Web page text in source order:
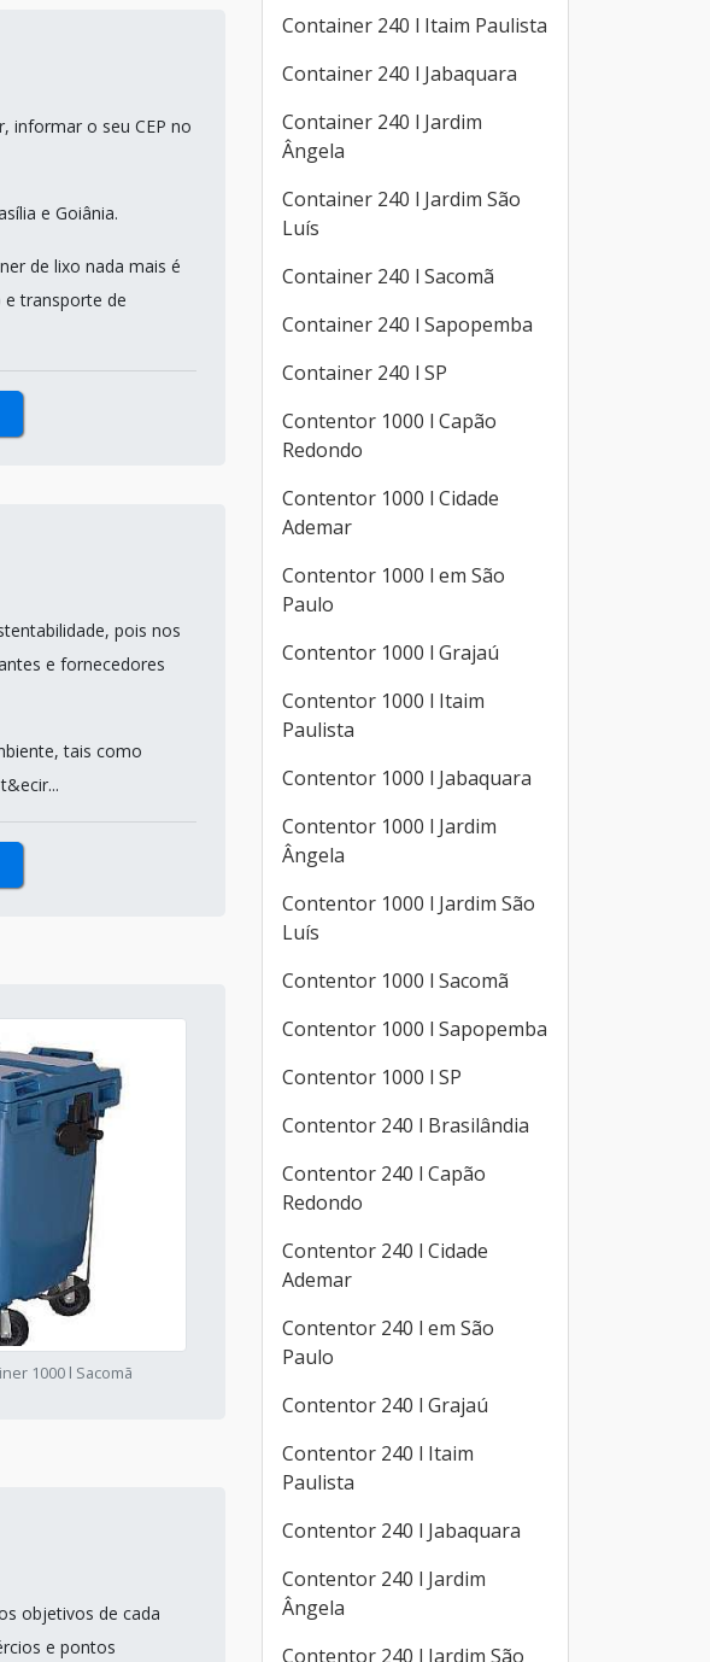
informar o seu CEP no
e Goiânia.
de lixo nada mais é
transporte de
pois nos
e fornecedores
tais como
1000 l Sacomã
objetivos de cada
e pontos
Container 240 l Itaim Paulista
Container 240 l Jabaquara
Container 240 l Jardim
Ângela
Container 240 l Jardim São
Luís
Container 240 l Sacomã
Container 240 l Sapopemba
Container 240 l SP
Contentor 1000 l Capão
Redondo
Contentor 1000 l Cidade
Ademar
Contentor 1000 l em São
Paulo
Contentor 1000 l Grajaú
Contentor 1000 l Itaim
Paulista
Contentor 1000 l Jabaquara
Contentor 1000 l Jardim
Ângela
Contentor 1000 l Jardim São
Luís
Contentor 1000 l Sacomã
Contentor 1000 l Sapopemba
Contentor 1000 l SP
Contentor 240 l Brasilândia
Contentor 240 l Capão
Redondo
Contentor 240 l Cidade
Ademar
Contentor 240 l em São
Paulo
Contentor 240 l Grajaú
Contentor 240 l Itaim
Paulista
Contentor 240 l Jabaquara
Contentor 240 l Jardim
Ângela
Contentor 240 l Jardim São